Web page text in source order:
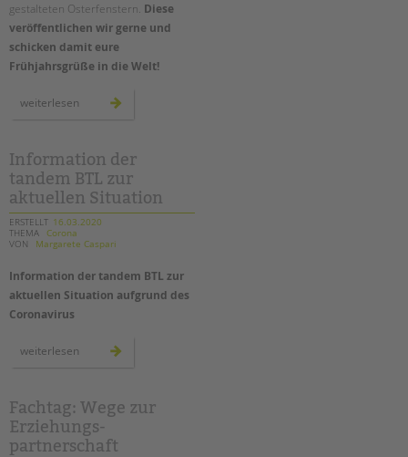
gestalteten Osterfenstern. Diese
veröffentlichen wir gerne und
schicken damit eure
Frühjahrsgrüße in die Welt!
weiterlesen kreative
fenster
zu
hause
Information der
tandem BTL zur
aktuellen Situation
ERSTELLT 16.03.2020
THEMA Corona
VON
Margarete Caspari
Information der tandem BTL zur
aktuellen Situation aufgrund des
Coronavirus
weiterlesen information
aktuellen
situation
Fachtag: Wege zur
Erziehungs-
partnerschaft